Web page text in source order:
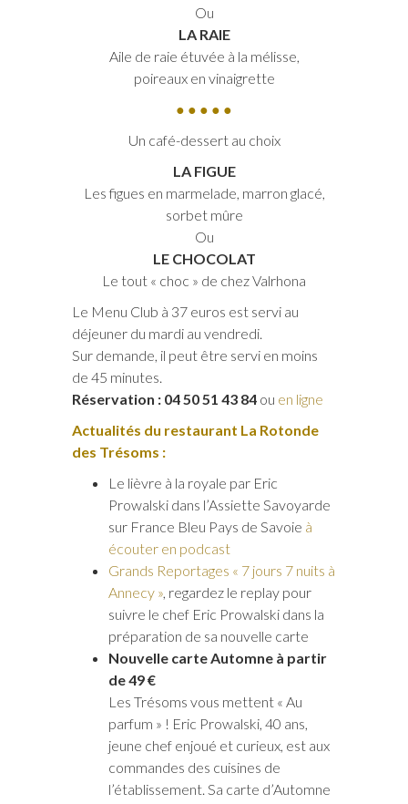
Ou
LA RAIE
Aile de raie étuvée à la mélisse,
poireaux en vinaigrette
● ● ● ● ●
Un café-dessert au choix
LA FIGUE
Les figues en marmelade, marron glacé,
sorbet mûre
Ou
LE CHOCOLAT
Le tout « choc » de chez Valrhona
Le Menu Club à 37 euros est servi au
déjeuner du mardi au vendredi.
Sur demande, il peut être servi en moins
de 45 minutes.
Réservation : 04 50 51 43 84 ou en ligne
Actualités du restaurant La Rotonde
des Trésoms :
Le lièvre à la royale par Eric
Prowalski dans l’Assiette Savoyarde
sur France Bleu Pays de Savoie à
écouter en podcast
Grands Reportages « 7 jours 7 nuits à
Annecy », regardez le replay pour
suivre le chef Eric Prowalski dans la
préparation de sa nouvelle carte
Nouvelle carte Automne à partir
de 49 €
Les Trésoms vous mettent « Au
parfum » ! Eric Prowalski, 40 ans,
jeune chef enjoué et curieux, est aux
commandes des cuisines de
l’établissement. Sa carte d’Automne